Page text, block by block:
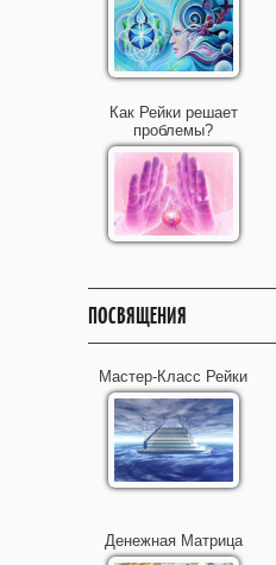
Как Рейки решает
проблемы?
ПОСВЯЩЕНИЯ
Мастер-Класс Рейки
Денежная Матрица